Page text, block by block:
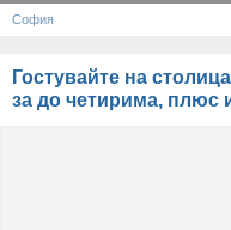
София
Гостувайте на
за до четирима, плюс